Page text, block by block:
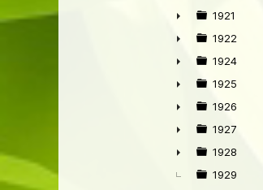
►
►
1921
►
1922
►
1924
►
1925
►
1926
►
1927
►
1928
1929